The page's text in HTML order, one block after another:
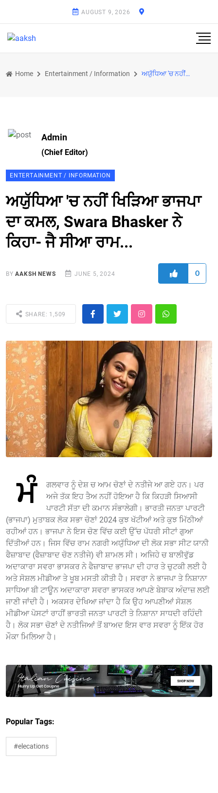
AUGUST 9, 2026
Home Entertainment / Information ਅਯੁੱਧਿਆ 'ਚ ਨਹੀਂ ਖਿੜਿਆ ਭਾਜਪਾ ਦਾ ਕਮਲ, Swara Bhasker ਨੇ ਕਿਹਾ- ਜੈ ਸੀਆ ਰਾਮ...
Admin
(Chief Editor)
ENTERTAINMENT / INFORMATION
ਅਯੁੱਧਿਆ 'ਚ ਨਹੀਂ ਖਿੜਿਆ ਭਾਜਪਾ
ਦਾ ਕਮਲ, Swara Bhasker ਨੇ
ਕਿਹਾ- ਜੈ ਸੀਆ ਰਾਮ...
BYAAKSH NEWS JUNE 5, 2024 0
SHARE: 1,509
ਮੰ
ਗਲਵਾਰ ਨੂੰ ਦੇਸ਼ ਚ ਆਮ ਚੋਣਾਂ ਦੇ ਨਤੀਜੇ ਆ ਗਏ ਹਨ। ਪਰ
ਅਜੇ ਤੱਕ ਇਹ ਤੈਅ ਨਹੀਂ ਹੋਇਆ ਹੈ ਕਿ ਕਿਹੜੀ ਸਿਆਸੀ
ਪਾਰਟੀ ਸੱਤਾ ਦੀ ਕਮਾਨ ਸੰਭਾਲੇਗੀ। ਭਾਰਤੀ ਜਨਤਾ ਪਾਰਟੀ
(ਭਾਜਪਾ) ਮੁਤਾਬਕ ਲੋਕ ਸਭਾ ਚੋਣਾਂ 2024 ਕੁਝ ਖੱਟੀਆਂ ਅਤੇ ਕੁਝ ਮਿੱਠੀਆਂ
ਰਹੀਆਂ ਹਨ। ਭਾਜਪਾ ਨੇ ਇਸ ਚੋਣ ਵਿੱਚ ਕਈ ਉੱਚ ਪੱਧਰੀ ਸੀਟਾਂ ਗੁਆ
ਦਿੱਤੀਆਂ ਹਨ। ਜਿਸ ਵਿੱਚ ਰਾਮ ਨਗਰੀ ਅਯੁੱਧਿਆ ਦੀ ਲੋਕ ਸਭਾ ਸੀਟ ਯਾਨੀ
ਫੈਜ਼ਾਬਾਦ (ਫੈਜ਼ਾਬਾਦ ਚੋਣ ਨਤੀਜੇ) ਵੀ ਸ਼ਾਮਲ ਸੀ। ਅਜਿਹੇ ਚ ਬਾਲੀਵੁੱਡ
ਅਦਾਕਾਰਾ ਸਵਰਾ ਭਾਸਕਰ ਨੇ ਫੈਜ਼ਾਬਾਦ ਭਾਜਪਾ ਦੀ ਹਾਰ ਤੇ ਚੁਟਕੀ ਲਈ ਹੈ
ਅਤੇ ਸੋਸ਼ਲ ਮੀਡੀਆ ਤੇ ਖੂਬ ਮਸਤੀ ਕੀਤੀ ਹੈ। ਸਵਰਾ ਨੇ ਭਾਜਪਾ ਤੇ ਨਿਸ਼ਾਨਾ
ਸਾਧਿਆ ਬੀ ਟਾਊਨ ਅਦਾਕਾਰਾ ਸਵਰਾ ਭਾਸਕਰ ਆਪਣੇ ਬੇਬਾਕ ਅੰਦਾਜ਼ ਲਈ
ਜਾਣੀ ਜਾਂਦੀ ਹੈ। ਅਕਸਰ ਦੇਖਿਆ ਜਾਂਦਾ ਹੈ ਕਿ ਉਹ ਆਪਣੀਆਂ ਸੋਸ਼ਲ
ਮੀਡੀਆ ਪੋਸਟਾਂ ਰਾਹੀਂ ਭਾਰਤੀ ਜਨਤਾ ਪਾਰਟੀ ਤੇ ਨਿਸ਼ਾਨਾ ਸਾਧਦੀ ਰਹਿੰਦੀ
ਹੈ। ਲੋਕ ਸਭਾ ਚੋਣਾਂ ਦੇ ਨਤੀਜਿਆਂ ਤੋਂ ਬਾਅਦ ਇਸ ਵਾਰ ਸਵਰਾ ਨੂੰ ਇੱਕ ਹੋਰ
ਮੌਕਾ ਮਿਲਿਆ ਹੈ।
Popular Tags:
#elecations